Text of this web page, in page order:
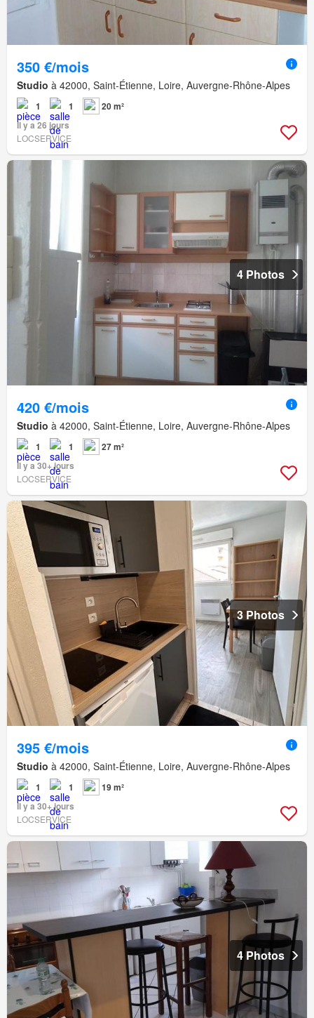
350 €/mois
Studio à 42000, Saint-Étienne, Loire, Auvergne-Rhône-Alpes
1 1
20 m²
Il y a 26 jours
LOCSERVICE
4 Photos
420 €/mois
Studio à 42000, Saint-Étienne, Loire, Auvergne-Rhône-Alpes
1 1
27 m²
Il y a 30+ jours
LOCSERVICE
3 Photos
395 €/mois
Studio à 42000, Saint-Étienne, Loire, Auvergne-Rhône-Alpes
1 1
19 m²
Il y a 30+ jours
LOCSERVICE
4 Photos